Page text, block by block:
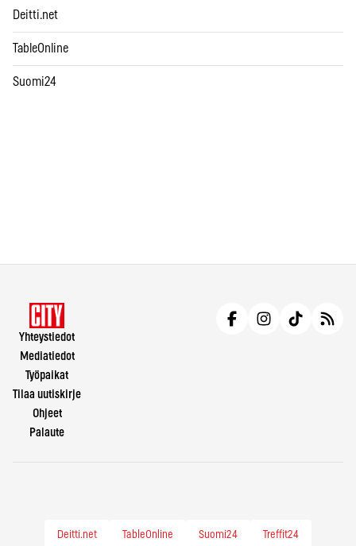
Deitti.net
TableOnline
Suomi24
Yhteystiedot
Mediatiedot
Työpaikat
Tilaa uutiskirje
Ohjeet
Palaute
Deitti.net TableOnline Suomi24 Treffit24